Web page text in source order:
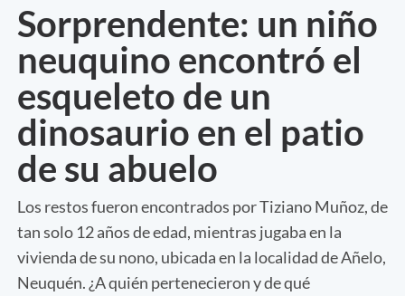
Sorprendente: un niño
neuquino encontró el
esqueleto de un
dinosaurio en el patio
de su abuelo
Los restos fueron encontrados por Tiziano Muñoz, de
tan solo 12 años de edad, mientras jugaba en la
vivienda de su nono, ubicada en la localidad de Añelo,
Neuquén. ¿A quién pertenecieron y de qué